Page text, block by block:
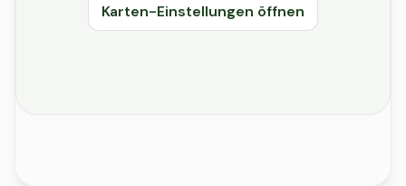
Karten-Einstellungen öffnen